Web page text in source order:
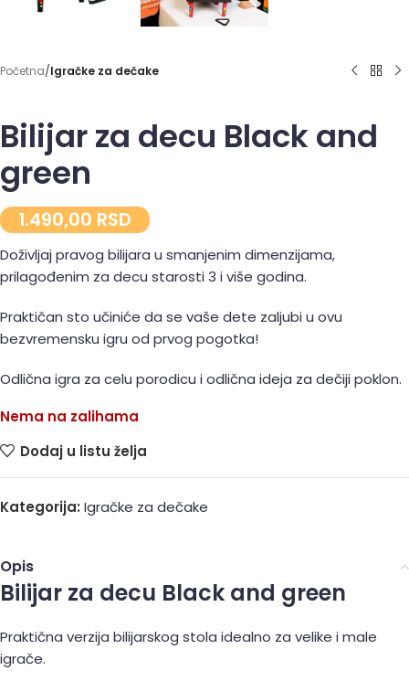
Početna Igračke za dečake
Bilijar za decu Black and
green
1.490,00 RSD
Doživljaj pravog bilijara u smanjenim dimenzijama,
prilagođenim za decu starosti 3 i više godina.
Praktičan sto učiniće da se vaše dete zaljubi u ovu
bezvremensku igru od prvog pogotka!
Odlična igra za celu porodicu i odlična ideja za dečiji poklon.
Nema na zalihama
Dodaj u listu želja
Kategorija: Igračke za dečake
Opis
Bilijar za decu Black and green
Praktična verzija bilijarskog stola idealno za velike i male
igrače.